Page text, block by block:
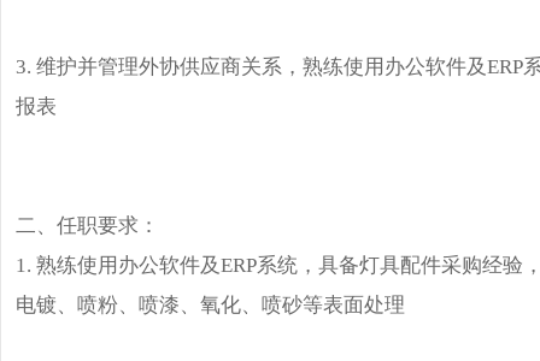
3. 维护并管理外协供应商关系，熟练使用办公软件及ERP
报表
二、任职要求：
1. 熟练使用办公软件及ERP系统，具备灯具配件采购经验
电镀、喷粉、喷漆、氧化、喷砂等表面处理